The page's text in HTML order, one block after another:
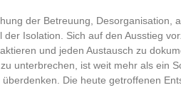
der Betreuung, Desorganisation,
Isolation. Sich auf den Ausstieg
und jeden Austausch zu
unterbrechen, ist weit mehr als ein
Die heute getroffenen